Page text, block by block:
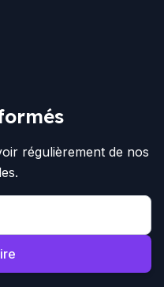
régulièrement de nos